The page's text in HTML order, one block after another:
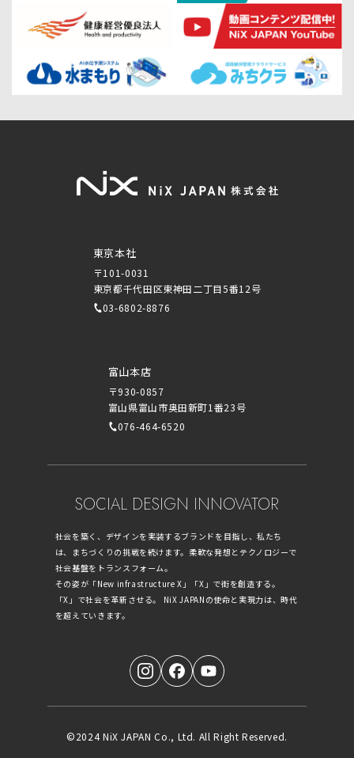
東京本社
〒101-0031
東京都千代田区東神田二丁目5番12号
03-6802-8876
富山本店
〒930-0857
富山県富山市奥田新町1番23号
076-464-6520
SOCIAL DESIGN INNOVATOR
社会を築く、デザインを実装するブランドを目指し、私たち
は、まちづくりの挑戦を続けます。柔軟な発想とテクノロジーで
社会基盤をトランスフォーム。
その姿が「New infrastructure X」「X」で街を創造する。
「X」で社会を革新させる。 NiX JAPANの使命と実現力は、時代
を超えていきます。
©2024 NiX JAPAN Co., Ltd. All Right Reserved.